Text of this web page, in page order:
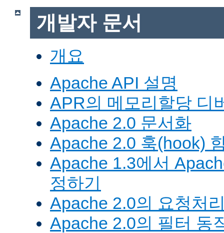
개발자 문서
개요
Apache API 설명
APR의 메모리할당 디
Apache 2.0 문서화
Apache 2.0 훅(hook)
Apache 1.3에서
정하기
Apache 2.0의 요청처
Apache 2.0의 필터 동